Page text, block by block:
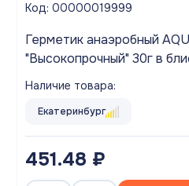
Код: 00000019999
Герметик анаэробный
"Высокопрочный" 30г в
60/1)
Наличие товара:
Екатеринбург
451.48 ₽